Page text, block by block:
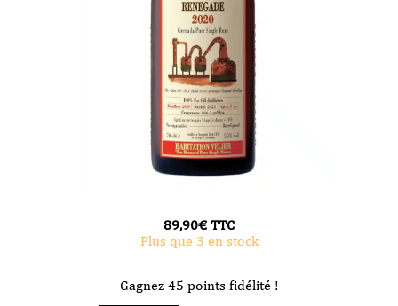
89,90€ TTC
Plus que 3 en stock
Gagnez 45 points fidélité !